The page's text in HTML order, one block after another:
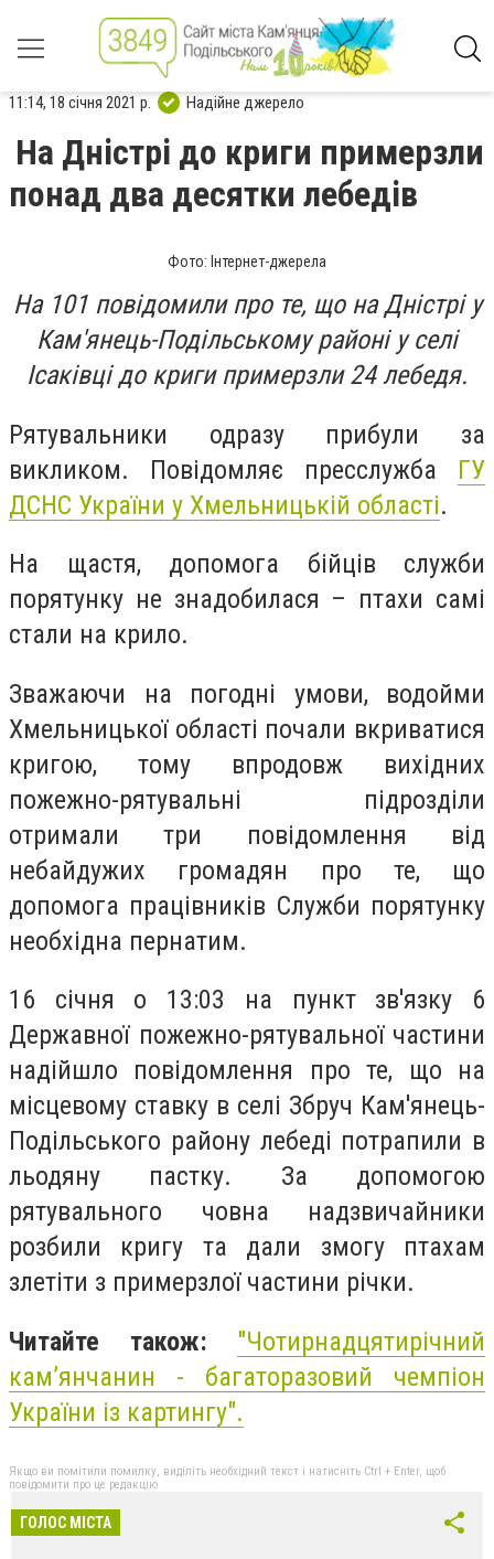
11:14, 18 січня 2021 р. Надійне джерело
На Дністрі до криги примерзли
понад два десятки лебедів
Фото: Інтернет-джерела
На 101 повідомили про те, що на Дністрі у
Кам'янець-Подільському районі у селі
Ісаківці до криги примерзли 24 лебедя.
Рятувальники одразу прибули за
викликом. Повідомляє пресслужба ГУ
ДСНС України у Хмельницькій області.
На щастя, допомога бійців служби
порятунку не знадобилася – птахи самі
стали на крило.
Зважаючи на погодні умови, водойми
Хмельницької області почали вкриватися
кригою, тому впродовж вихідних
пожежно-рятувальні підрозділи
отримали три повідомлення від
небайдужих громадян про те, що
допомога працівників Служби порятунку
необхідна пернатим.
16 січня о 13:03 на пункт зв'язку 6
Державної пожежно-рятувальної частини
надійшло повідомлення про те, що на
місцевому ставку в селі Збруч Кам'янець-
Подільського району лебеді потрапили в
льодяну пастку. За допомогою
рятувального човна надзвичайники
розбили кригу та дали змогу птахам
злетіти з примерзлої частини річки.
Читайте також: "Чотирнадцятирічний
кам’янчанин - багаторазовий чемпіон
України із картингу".
Якщо ви помітили помилку, виділіть необхідний текст і натисніть Ctrl + Enter, щоб
повідомити про це редакцію
ГОЛОС МІСТА